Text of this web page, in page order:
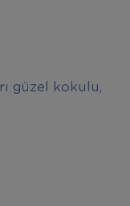
güzel kokulu,